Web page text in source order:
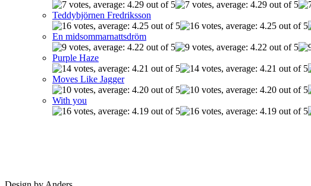
Teddybjörnen Fredriksson
En midsommarnattsdröm
Purple Haze
Moves Like Jagger
With you